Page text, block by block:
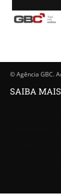
© Agência GBC.
SAIBA MAIS